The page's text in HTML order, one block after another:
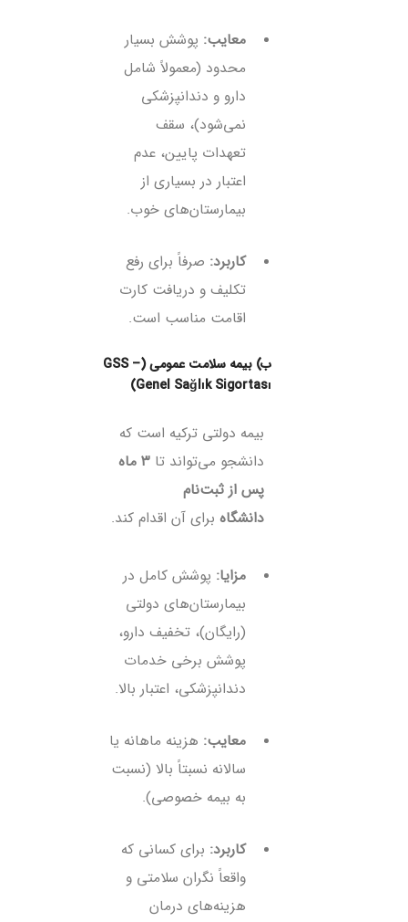
معایب: پوشش بسیار
محدود (معمولاً شامل
دارو و دندانپزشکی
نمی‌شود)، سقف
تعهدات پایین، عدم
اعتبار در بسیاری از
بیمارستان‌های خوب.
کاربرد: صرفاً برای رفع
تکلیف و دریافت کارت
اقامت مناسب است.
ب) بیمه سلامت عمومی (GSS –
Genel Sağlık Sigortası)
بیمه دولتی ترکیه است که
دانشجو می‌تواند تا
۳ ماه
پس از ثبت‌نام
دانشگاهبرای آن اقدام کند.
مزایا: پوشش کامل در
بیمارستان‌های دولتی
(رایگان)، تخفیف دارو،
پوشش برخی خدمات
دندانپزشکی، اعتبار بالا.
معایب: هزینه ماهانه یا
سالانه نسبتاً بالا (نسبت
به بیمه خصوصی).
کاربرد: برای کسانی که
واقعاً نگران سلامتی و
هزینه‌های درمان